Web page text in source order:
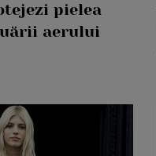
pielea
aerului